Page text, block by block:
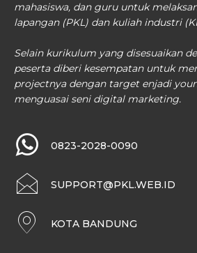
mahasiswa, dan guru untuk
lapangan (PKL) dan kuliah industri
Selain kurikulum yang disesuaikan
peserta diberi kesempatan untuk
projectnya dengan target enjadi
menguasai seni digital marketing.
0823-2028-0090
SUPPORT@PKL.WEB.ID
KOTA BANDUNG